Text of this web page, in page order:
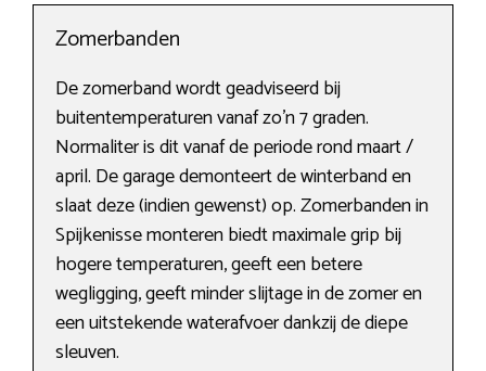
Zomerbanden
De zomerband wordt geadviseerd bij
buitentemperaturen vanaf zo’n 7 graden.
Normaliter is dit vanaf de periode rond maart /
april. De garage demonteert de winterband en
slaat deze (indien gewenst) op. Zomerbanden in
Spijkenisse monteren biedt maximale grip bij
hogere temperaturen, geeft een betere
wegligging, geeft minder slijtage in de zomer en
een uitstekende waterafvoer dankzij de diepe
sleuven.